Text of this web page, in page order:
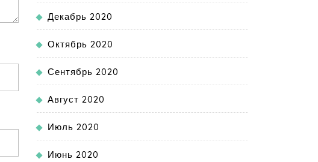
Декабрь 2020
Октябрь 2020
Сентябрь 2020
Август 2020
Июль 2020
Июнь 2020